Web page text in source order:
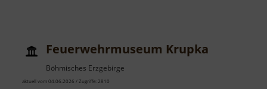
Feuerwehrmuseum Krupka
Böhmisches Erzgebirge
aktuell vom 04.06.2026 / Zugriffe: 2810